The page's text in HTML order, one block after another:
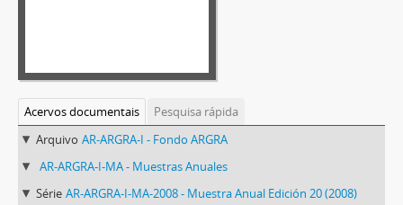
Acervos documentais
Pesquisa rápida
Arquivo AR-ARGRA-I - Fondo ARGRA
AR-ARGRA-I-MA - Muestras Anuales
Série AR-ARGRA-I-MA-2008 - Muestra Anual Edición 20 (2008)